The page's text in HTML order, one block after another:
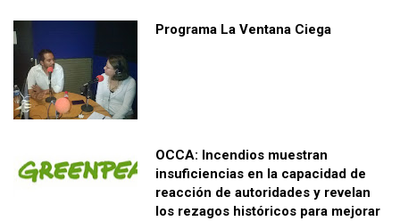
Programa La Ventana Ciega
OCCA: Incendios muestran
insuficiencias en la capacidad de
reacción de autoridades y revelan
los rezagos históricos para mejorar